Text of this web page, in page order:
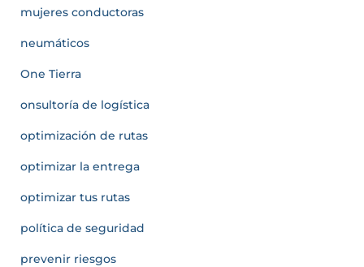
mujeres conductoras
neumáticos
One Tierra
onsultoría de logística
optimización de rutas
optimizar la entrega
optimizar tus rutas
política de seguridad
prevenir riesgos